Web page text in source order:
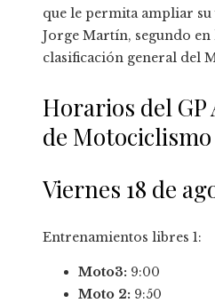
que le permita ampliar su
Jorge Martín, segundo en
clasificación general del
Horarios del GP
de Motociclismo
Viernes 18 de
Entrenamientos libres 1:
Moto3: 9:00
Moto 2: 9:50